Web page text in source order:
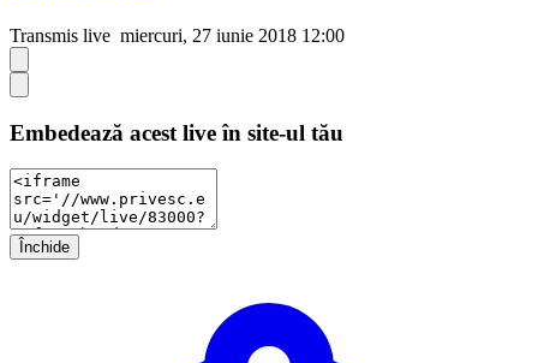
Transmis live miercuri, 27 iunie 2018 12:00
Embedează acest live în site-ul tău
Închide